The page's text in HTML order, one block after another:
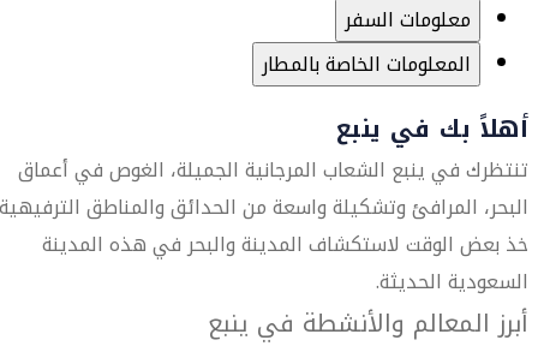
معلومات السفر
المعلومات الخاصة بالمطار
أهلاً بك في ينبع
تنتظرك في ينبع الشعاب المرجانية الجميلة، الغوص في أعماق
البحر، المرافئ وتشكيلة واسعة من الحدائق والمناطق
خذ بعض الوقت لاستكشاف المدينة والبحر في هذه المدينة
السعودية الحديثة.
أبرز المعالم والأنشطة في ينبع